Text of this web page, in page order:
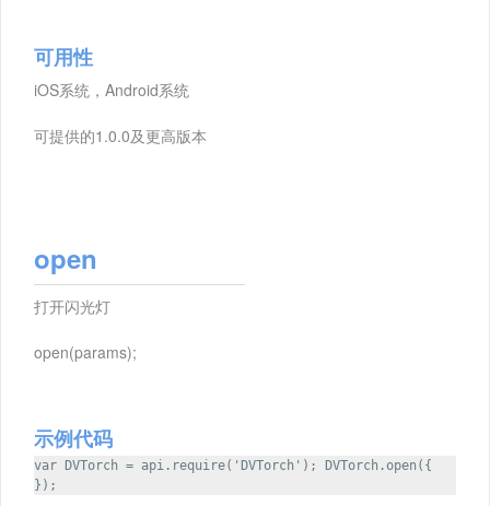
可用性
iOS系统，Android系统
可提供的1.0.0及更高版本
open
打开闪光灯
open(params);
示例代码
var DVTorch = api.require('DVTorch'); DVTorch.open({
});